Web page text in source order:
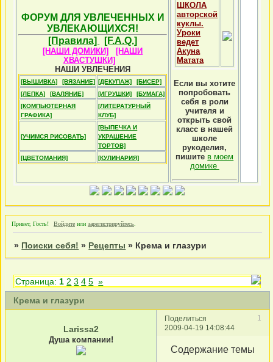
ФОРУМ ДЛЯ УВЛЕЧЕННЫХ И
УВЛЕКАЮЩИХСЯ!
[Правила]
[F.A.Q.]
[НАШИ ДОМИКИ]
[НАШИ
ХВАСТУШКИ]
НАШИ УВЛЕЧЕНИЯ
[ВЫШИВКА] [ВЯЗАНИЕ] [ДЕКУПАЖ]
[БИСЕР]
[ЛЕПКА]
[ВАЛЯНИЕ] [ИГРУШКИ]
[БУМАГА]
[КОМПЬЮТЕРНАЯ
ГРАФИКА]
[ЛИТЕРАТУРНЫЙ
КЛУБ]
[УЧИМСЯ РИСОВАТЬ]
[ВЫПЕЧКА И
УКРАШЕНИЕ
ТОРТОВ]
[ЦВЕТОМАНИЯ]
[КУЛИНАРИЯ]
ШКОЛА
авторской
куклы.
Уроки
ведет
Акуна
Матата
Если вы хотите
попробовать
себя в роли
учителя и
открыть свой
класс в нашей
школе
рукоделия,
пишите в моем
домике
Привет, Гость! Войдите или зарегистрируйтесь
» Поиски себя! » Рецепты » Крема и глазури
Крема и глазури
Страница: 1 2 3 4 5 »
Поделиться
1
2009-04-19 14:08:44
Larissa2
Душа компании!
Содержание темы